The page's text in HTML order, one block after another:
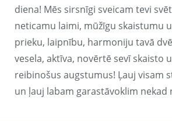
diena! Mēs sirsnīgi sveicam tevi
neticamu laimi, mūžīgu skaistumu
prieku, laipnību, harmoniju tavā
vesela, aktīva, novērtē sevī skaisto
reibinošus augstumus! Ļauj visam
un ļauj labam garastāvoklim nekad